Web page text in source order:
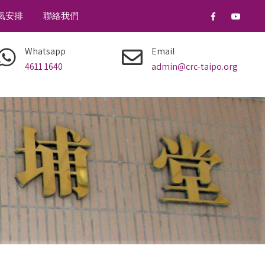
安排 聯絡我們
Whatsapp
4611 1640
Email
admin@crc-taipo.org